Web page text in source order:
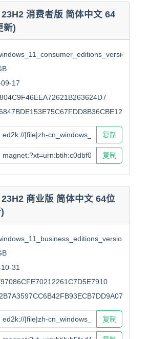
消费者版 简体中文 64
新)
17
复制
复制
商业版 简体中文 64位
31
复制